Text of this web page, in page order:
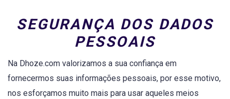
SEGURANÇA DOS DADOS
PESSOAIS
Na Dhoze.com valorizamos a sua confiança em
fornecermos suas informações pessoais, por esse motivo,
nos esforçamos muito mais para usar aqueles meios